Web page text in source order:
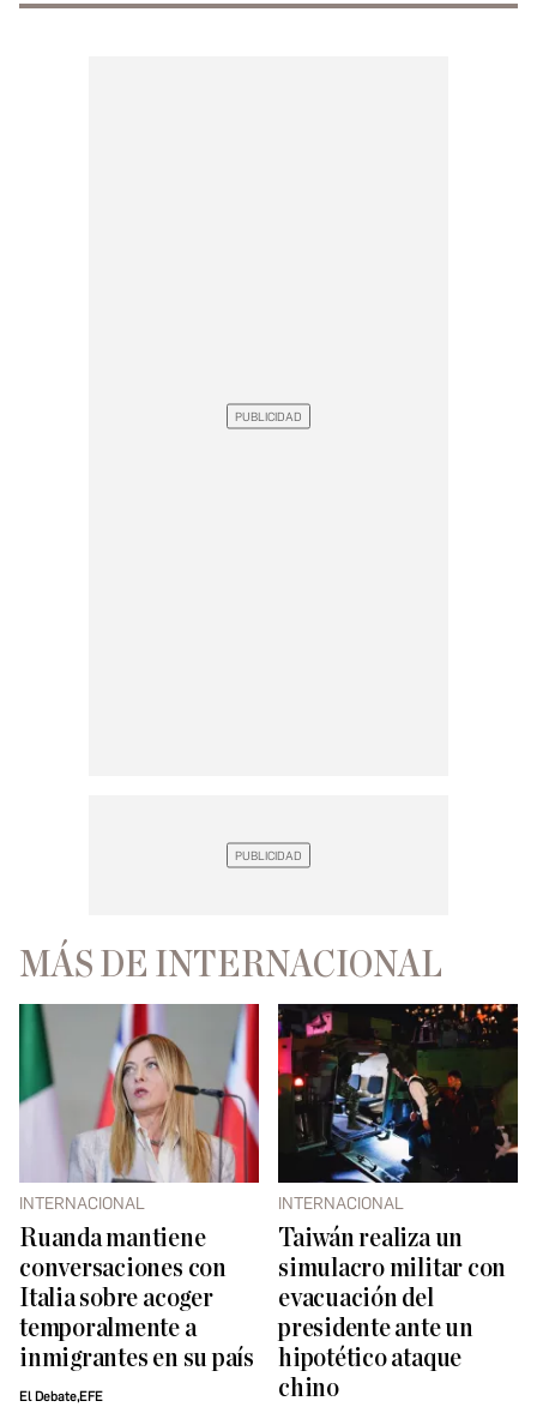
MÁS DE INTERNACIONAL
INTERNACIONAL
Ruanda mantiene
conversaciones con
Italia sobre acoger
temporalmente a
inmigrantes en su país
El Debate,EFE
INTERNACIONAL
Taiwán realiza un
simulacro militar con
evacuación del
presidente ante un
hipotético ataque
chino